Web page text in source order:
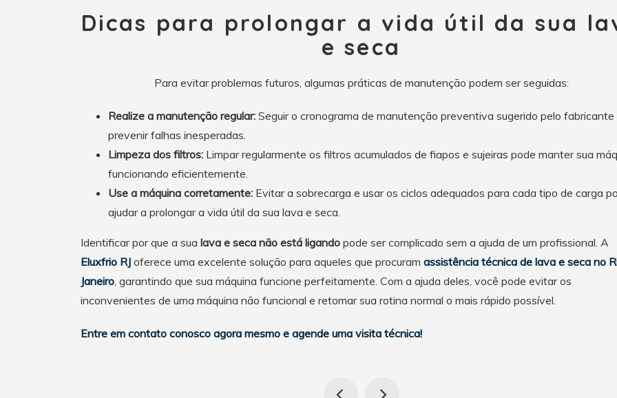
Dicas para prolongar a vida útil da sua
e seca
Para evitar problemas futuros, algumas práticas de manutenção podem ser seguidas:
Realize a manutenção regular: Seguir o cronograma de manutenção preventiva sugerido pelo fabricante
prevenir falhas inesperadas.
Limpeza dos filtros: Limpar regularmente os filtros acumulados de fiapos e sujeiras pode manter sua
funcionando eficientemente.
Use a máquina corretamente: Evitar a sobrecarga e usar os ciclos adequados para cada tipo de carga
ajudar a prolongar a vida útil da sua lava e seca.
Identificar por que a sua lava e seca não está ligando pode ser complicado sem a ajuda de um profissional. A
Eluxfrio RJ oferece uma excelente solução para aqueles que procuram assistência técnica de lava e seca no
Janeiro, garantindo que sua máquina funcione perfeitamente. Com a ajuda deles, você pode evitar os
inconvenientes de uma máquina não funcional e retomar sua rotina normal o mais rápido possível.
Entre em contato conosco agora mesmo e agende uma visita técnica!